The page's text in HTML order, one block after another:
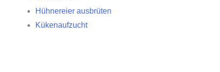
Hühnereier ausbrüten
Kükenaufzucht